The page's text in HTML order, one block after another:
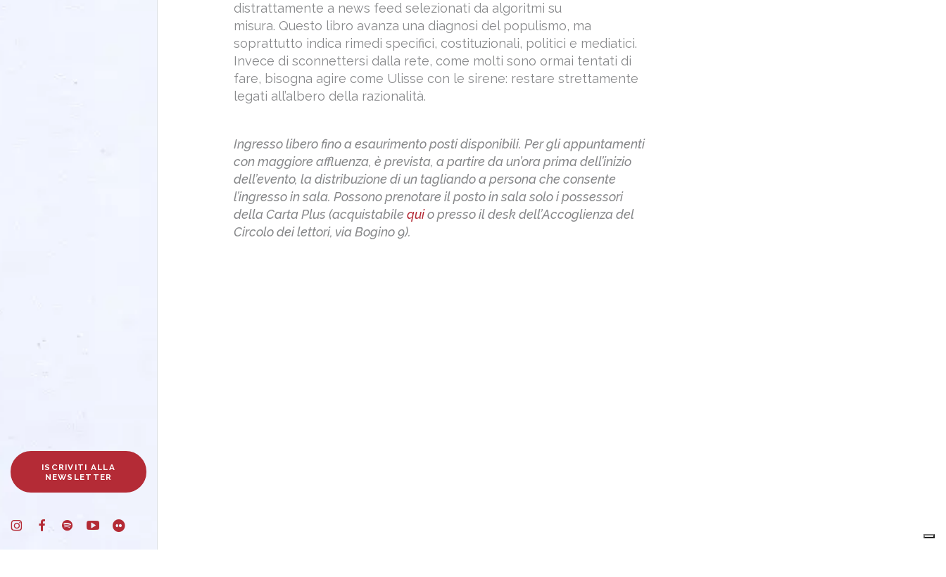
ISCRIVITI ALLA
NEWSLETTER
distrattamente a news feed selezionati da algoritmi su
misura. Questo libro avanza una diagnosi del populismo, ma
soprattutto indica rimedi specifici, costituzionali, politici e mediatici.
Invece di sconnettersi dalla rete, come molti sono ormai tentati di
fare, bisogna agire come Ulisse con le sirene: restare strettamente
legati all’albero della razionalità.
Ingresso libero fino a esaurimento posti disponibili. Per gli appuntamenti
con maggiore affluenza, è prevista, a partire da un’ora prima dell’inizio
dell’evento, la distribuzione di un tagliando a persona che consente
l’ingresso in sala. Possono prenotare il posto in sala solo i possessori
della Carta Plus (acquistabilequio presso il desk dell’Accoglienza del
Circolo dei lettori, via Bogino 9).